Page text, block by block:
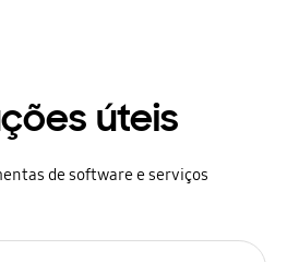
úteis
de software e serviços